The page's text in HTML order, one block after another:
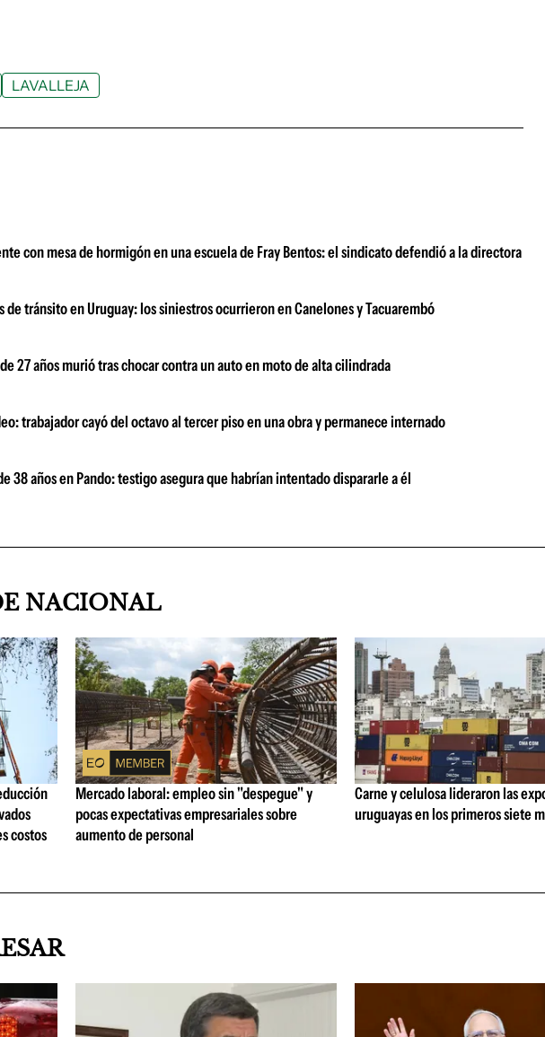
LAVALLEJA
con mesa de hormigón en una escuela de Fray Bentos: el sindicato defendió a la directora
de tránsito en Uruguay: los siniestros ocurrieron en Canelones y Tacuarembó
27 años murió tras chocar contra un auto en moto de alta cilindrada
trabajador cayó del octavo al tercer piso en una obra y permanece internado
38 años en Pando: testigo asegura que habrían intentado dispararle a él
NACIONAL
costos
Mercado laboral: empleo sin "despegue" y
pocas expectativas empresariales sobre
aumento de personal
Carne y celulosa lideraron las
uruguayas en los primeros siete